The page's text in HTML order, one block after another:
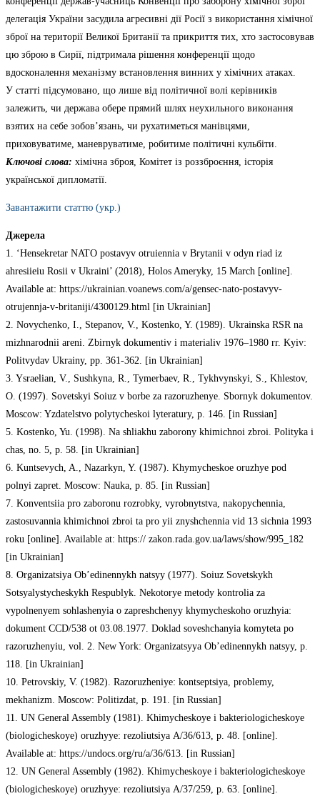
делегація України засудила агресивні дії Росії з використання хімічної
зброї на території Великої Британії та прикриття тих, хто застосовував
цю зброю в Сирії, підтримала рішення конференції щодо
вдосконалення механізму встановлення винних у хімічних атаках.
У статті підсумовано, що лише від політичної волі керівників
залежить, чи держава обере прямий шлях неухильного виконання
взятих на себе зобов’язань, чи рухатиметься манівцями,
приховуватиме, маневруватиме, робитиме політичні кульбіти.
Ключові слова: хімічна зброя, Комітет із роззброєння, історія
української дипломатії.
Завантажити статтю (укр.)
Джерела
1. ‘Hensekretar NATO postavyv otruiennia v Brytanii v odyn riad iz
ahresiieiu Rosii v Ukraini’ (2018), Holos Ameryky, 15 March [online].
Available at: https://ukrainian.voanews.com/a/gensec-nato-postavyv-
otrujennja-v-britaniji/4300129.html [in Ukrainian]
2. Novychenko, I., Stepanov, V., Kostenko, Y. (1989). Ukrainska RSR na
mizhnarodnii areni. Zbirnyk dokumentiv i materialiv 1976–1980 rr. Kyiv:
Politvydav Ukrainy, pp. 361-362. [in Ukrainian]
3. Ysraelian, V., Sushkyna, R., Tymerbaev, R., Tykhvynskyi, S., Khlestov,
O. (1997). Sovetskyi Soiuz v borbe za razoruzhenye. Sbornyk dokumentov.
Moscow: Yzdatelstvo polytycheskoi lyteratury, p. 146. [in Russian]
5. Kostenko, Yu. (1998). Na shliakhu zaborony khimichnoi zbroi. Polityka i
chas, no. 5, p. 58. [in Ukrainian]
6. Kuntsevych, A., Nazarkyn, Y. (1987). Khymycheskoe oruzhye pod
polnyi zapret. Moscow: Nauka, p. 85. [in Russian]
7. Konventsiia pro zaboronu rozrobky, vyrobnytstva, nakopychennia,
zastosuvannia khimichnoi zbroi ta pro yii znyshchennia vid 13 sichnia 1993
roku [online]. Available at: https:// zakon.rada.gov.ua/laws/show/995_182
[in Ukrainian]
8. Organizatsiya Ob’edinennykh natsyy (1977). Soiuz Sovetskykh
Sotsyalystycheskykh Respublyk. Nekotorye metody kontrolia za
vypolnenyem sohlashenyia o zapreshchenyy khymycheskoho oruzhyia:
dokument CCD/538 ot 03.08.1977. Doklad soveshchanyia komyteta po
razoruzhenyiu, vol. 2. New York: Organizatsyya Ob’edinennykh natsyy, p.
118. [in Ukrainian]
10. Petrovskiy, V. (1982). Razoruzheniye: kontseptsiya, problemy,
mekhanizm. Moscow: Politizdat, p. 191. [in Russian]
11. UN General Assembly (1981). Khimycheskoye i bakteriologicheskoye
(biologicheskoye) oruzhyye: rezoliutsiya А/36/613, p. 48. [online].
Available at: https://undocs.org/ru/a/36/613. [in Russian]
12. UN General Assembly (1982). Khimycheskoye i bakteriologicheskoye
(biologicheskoye) oruzhyye: rezoliutsiya А/37/259, p. 63. [online].